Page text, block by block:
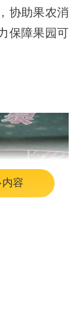
协助果农消
保障果园可
容